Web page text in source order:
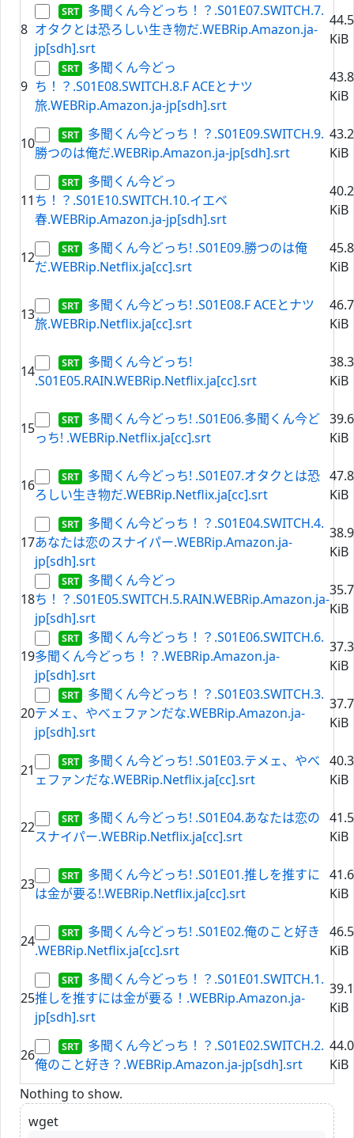
8
多聞くん今どっち！？.S01E07.SWITCH.7.
オタクとは恐ろしい生き物だ.WEBRip.Amazon.ja-
jp[sdh].srt
KiB
9
多聞くん今どっ
ち！？.S01E08.SWITCH.8.F ACEとナツ
旅.WEBRip.Amazon.ja-jp[sdh].srt
KiB
10
多聞くん今どっち！？.S01E09.SWITCH.9.
勝つのは俺だ.WEBRip.Amazon.ja-jp[sdh].srt
KiB
11
多聞くん今どっ
ち！？.S01E10.SWITCH.10.イエベ
春.WEBRip.Amazon.ja-jp[sdh].srt
KiB
12
多聞くん今どっち! .S01E09.勝つのは俺
だ.WEBRip.Netflix.ja[cc].srt
KiB
13
多聞くん今どっち! .S01E08.F ACEとナツ
旅.WEBRip.Netflix.ja[cc].srt
KiB
14
多聞くん今どっち!
.S01E05.RAIN.WEBRip.Netflix.ja[cc].srt
KiB
15
多聞くん今どっち! .S01E06.多聞くん今ど
っち! .WEBRip.Netflix.ja[cc].srt
KiB
16
多聞くん今どっち! .S01E07.オタクとは恐
ろしい生き物だ.WEBRip.Netflix.ja[cc].srt
KiB
17
多聞くん今どっち！？.S01E04.SWITCH.4.
あなたは恋のスナイパー.WEBRip.Amazon.ja-
jp[sdh].srt
KiB
18
多聞くん今どっ
ち！？.S01E05.SWITCH.5.RAIN.WEBRip.Amazon.ja-
jp[sdh].srt
KiB
19
多聞くん今どっち！？.S01E06.SWITCH.6.
多聞くん今どっち！？.WEBRip.Amazon.ja-
jp[sdh].srt
KiB
20
多聞くん今どっち！？.S01E03.SWITCH.3.
テメェ、やべェファンだな.WEBRip.Amazon.ja-
jp[sdh].srt
KiB
21
多聞くん今どっち! .S01E03.テメェ、やべ
ェファンだな.WEBRip.Netflix.ja[cc].srt
KiB
22
多聞くん今どっち! .S01E04.あなたは恋の
スナイパー.WEBRip.Netflix.ja[cc].srt
KiB
23
多聞くん今どっち! .S01E01.推しを推すに
は金が要る!.WEBRip.Netflix.ja[cc].srt
KiB
24
多聞くん今どっち! .S01E02.俺のこと好き
.WEBRip.Netflix.ja[cc].srt
KiB
25
多聞くん今どっち！？.S01E01.SWITCH.1.
推しを推すには金が要る！.WEBRip.Amazon.ja-
jp[sdh].srt
KiB
26
多聞くん今どっち！？.S01E02.SWITCH.2.
俺のこと好き？.WEBRip.Amazon.ja-jp[sdh].srt
KiB
Nothing to show.
wget